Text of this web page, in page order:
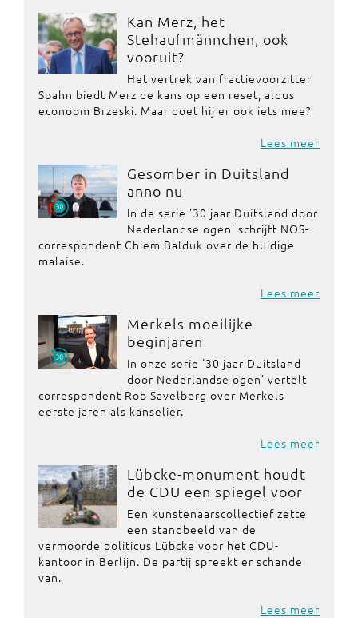
Kan Merz, het
Stehaufmännchen, ook
vooruit?
Het vertrek van fractievoorzitter
Spahn biedt Merz de kans op een reset, aldus
econoom Brzeski. Maar doet hij er ook iets mee?
Lees meer
Gesomber in Duitsland
anno nu
In de serie '30 jaar Duitsland door
Nederlandse ogen' schrijft NOS-
correspondent Chiem Balduk over de huidige
malaise.
Lees meer
Merkels moeilijke
beginjaren
In onze serie '30 jaar Duitsland
door Nederlandse ogen' vertelt
correspondent Rob Savelberg over Merkels
eerste jaren als kanselier.
Lees meer
Lübcke-monument houdt
de CDU een spiegel voor
Een kunstenaarscollectief zette
een standbeeld van de
vermoorde politicus Lübcke voor het CDU-
kantoor in Berlijn. De partij spreekt er schande
van.
Lees meer